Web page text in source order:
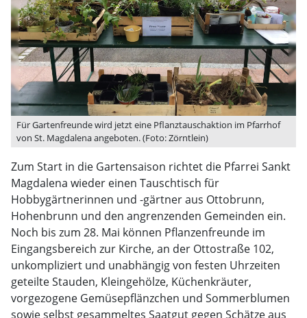
Für Gartenfreunde wird jetzt eine Pflanztauschaktion im Pfarrhof
von St. Magdalena angeboten. (Foto: Zörntlein)
Zum Start in die Gartensaison richtet die Pfarrei Sankt
Magdalena wieder einen Tauschtisch für
Hobbygärtnerinnen und -gärtner aus Ottobrunn,
Hohenbrunn und den angrenzenden Gemeinden ein.
Noch bis zum 28. Mai können Pflanzenfreunde im
Eingangsbereich zur Kirche, an der Ottostraße 102,
unkompliziert und unabhängig von festen Uhrzeiten
geteilte Stauden, Kleingehölze, Küchenkräuter,
vorgezogene Gemüsepflänzchen und Sommerblumen
sowie selbst gesammeltes Saatgut gegen Schätze aus